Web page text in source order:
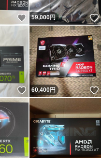
いいね！
59,000円
いいね！
60,400円